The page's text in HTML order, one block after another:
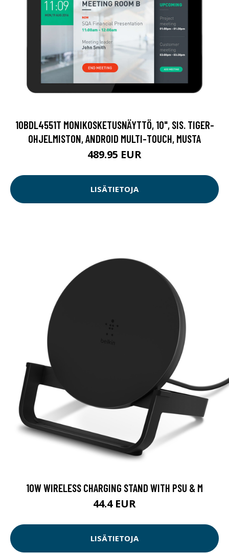
10BDL4551T MONIKOSKETUSNÄYTTÖ, 10", SIS. TIGER-
OHJELMISTON, ANDROID MULTI-TOUCH, MUSTA
489.95 EUR
LISÄTIETOJA
10W WIRELESS CHARGING STAND WITH PSU & M
44.4 EUR
LISÄTIETOJA